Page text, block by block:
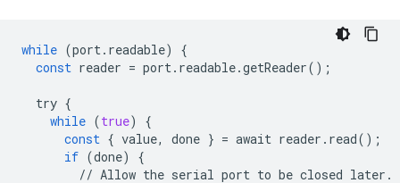
while (port. readable)
{
const reader = port. readable.getReader();
try {
while (true)
{
const { value, done } = await reader . read();
if (done)
{
// Allow the serial port to be closed later .